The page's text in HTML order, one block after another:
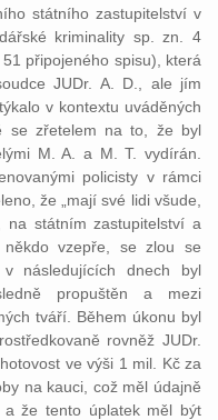
státního zastupitelství v
kriminality sp. zn. 4
připojeného spisu), která
JUDr. A. D., ale jím
v kontextu uváděných
se zřetelem na to, že byl
M. A. a M. T. vydírán.
policisty v rámci
že „mají své lidi všude,
na státním zastupitelství a
vzepře, se zlou se
následujících dnech byl
propuštěn a mezi
tváří. Během úkonu byl
rovněž JUDr.
ve výši 1 mil. Kč za
na kauci, což měl údajně
že tento úplatek měl být